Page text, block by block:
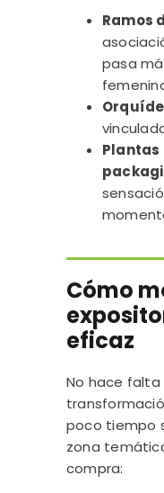
Ramos
pasa
Plantas
Cómo
eficaz
No hace falta
poco tiempo
zona
compra: